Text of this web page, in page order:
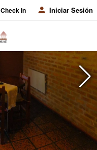
Check In Iniciar Sesión